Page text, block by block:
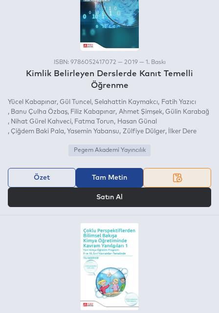
ISBN: 9786052417072 — 2019 — 1. Baskı
Kimlik Belirleyen Derslerde Kanıt Temelli
Öğrenme
Yücel Kabapınar Gül Tuncel Selahattin Kaymakcı
Fatih Yazıcı
Banu Çulha Özbaş
Filiz Kabapınar Ahmet Şimşek Gülin Karabağ
Nihat Gürel Kahveci
Fatma Torun
Hasan Günal
Çiğdem Baki Pala
Yasemin Yabansu Zülfiye Dülger İlker Dere
Pegem Akademi Yayıncılık
Özet Tam Metin
Satın Al